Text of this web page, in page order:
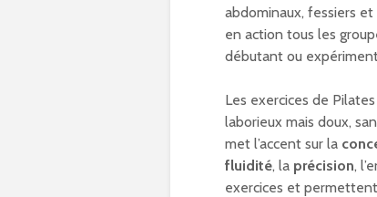
abdominaux, fessiers et
en action tous les
débutant ou
Les exercices de
laborieux mais doux,
met l’accent sur la
fluidité, la précision,
exercices et